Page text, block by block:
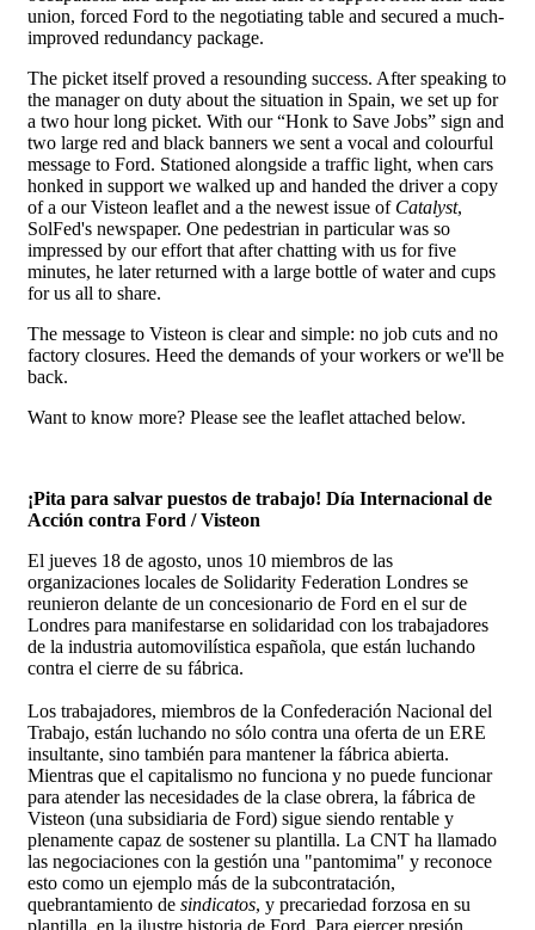
union, forced Ford to the negotiating table and secured a much-
improved redundancy package.
The picket itself proved a resounding success. After speaking to
the manager on duty about the situation in Spain, we set up for
a two hour long picket. With our “Honk to Save Jobs” sign and
two large red and black banners we sent a vocal and colourful
message to Ford. Stationed alongside a traffic light, when cars
honked in support we walked up and handed the driver a copy
of a our Visteon leaflet and a the newest issue of Catalyst,
SolFed's newspaper. One pedestrian in particular was so
impressed by our effort that after chatting with us for five
minutes, he later returned with a large bottle of water and cups
for us all to share.
The message to Visteon is clear and simple: no job cuts and no
factory closures. Heed the demands of your workers or we'll be
back.
Want to know more? Please see the leaflet attached below.
¡Pita para salvar puestos de trabajo! Día Internacional de
Acción contra Ford / Visteon
El jueves 18 de agosto, unos 10 miembros de las
organizaciones locales de Solidarity Federation Londres se
reunieron delante de un concesionario de Ford en el sur de
Londres para manifestarse en solidaridad con los trabajadores
de la industria automovilística española, que están luchando
contra el cierre de su fábrica.
Los trabajadores, miembros de la Confederación Nacional del
Trabajo, están luchando no sólo contra una oferta de un ERE
insultante, sino también para mantener la fábrica abierta.
Mientras que el capitalismo no funciona y no puede funcionar
para atender las necesidades de la clase obrera, la fábrica de
Visteon (una subsidiaria de Ford) sigue siendo rentable y
plenamente capaz de sostener su plantilla. La CNT ha llamado
las negociaciones con la gestión una "pantomima" y reconoce
esto como un ejemplo más de la subcontratación,
quebrantamiento de sindicatos, y precariedad forzosa en su